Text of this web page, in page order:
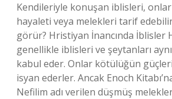
Kendileriyle konuşan iblisleri,
hayaleti veya melekleri tarif
görür? Hristiyan İnancında İblisler
genellikle iblisleri ve şeytanları
kabul eder. Onlar kötülüğün
isyan ederler. Ancak Enoch
Nefilim adı verilen düşmüş